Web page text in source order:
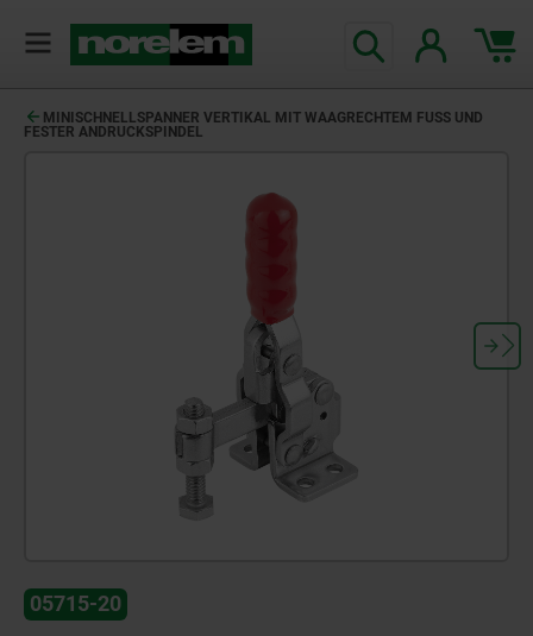
MINISCHNELLSPANNER VERTIKAL MIT WAAGRECHTEM FUSS UND F
ESTER ANDRUCKSPINDEL
05715-20